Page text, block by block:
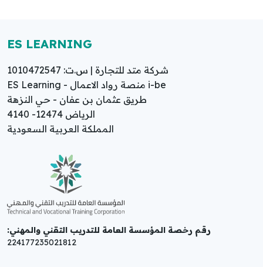
ES LEARNING
شركة متد للتجارة | س.ت: 1010472547
ES Learning - منصة رواد الاعمال i-be
طريق عثمان بن عفان - حي النزهة
الرياض 12474- 4140
المملكة العربية السعودية
رقم رخصة المؤسسة العامة للتدريب التقني والمهني:
224177235021812